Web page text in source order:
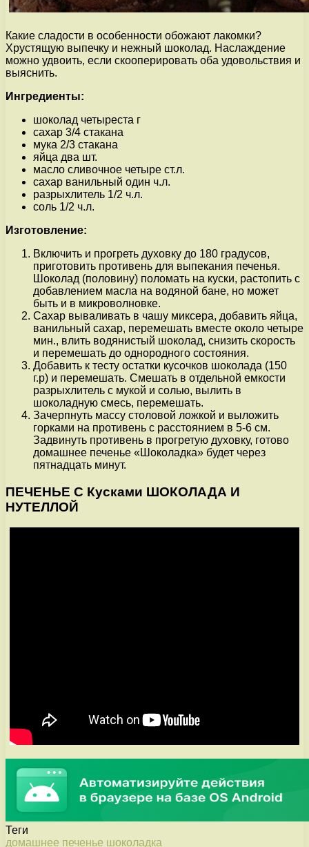
Какие сладости в особенности обожают лакомки?
Хрустящую выпечку и нежный шоколад. Наслаждение
можно удвоить, если скооперировать оба удовольствия и
выяснить.
Ингредиенты:
шоколад четыреста г
сахар 3/4 стакана
мука 2/3 стакана
яйца два шт.
масло сливочное четыре ст.л.
сахар ванильный один ч.л.
разрыхлитель 1/2 ч.л.
соль 1/2 ч.л.
Изготовление:
Включить и прогреть духовку до 180 градусов,
приготовить противень для выпекания печенья.
Шоколад (половину) поломать на куски, растопить с
добавлением масла на водяной бане, но может
быть и в микроволновке.
Сахар вываливать в чашу миксера, добавить яйца,
ванильный сахар, перемешать вместе около четыре
мин., влить водянистый шоколад, снизить скорость
и перемешать до однородного состояния.
Добавить к тесту остатки кусочков шоколада (150
г.р) и перемешать. Смешать в отдельной емкости
разрыхлитель с мукой и солью, вылить в
шоколадную смесь, перемешать.
Зачерпнуть массу столовой ложкой и выложить
горками на противень с расстоянием в 5-6 см.
Задвинуть противень в прогретую духовку, готово
домашнее печенье «Шоколадка» будет через
пятнадцать минут.
ПЕЧЕНЬЕ С Кусками ШОКОЛАДА И
НУТЕЛЛОЙ
Теги
домашнее печенье шоколадка